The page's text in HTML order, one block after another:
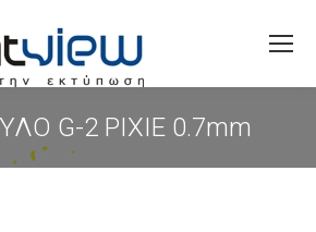
Search:
G-2 PIXIE 0.7mm
You are here: